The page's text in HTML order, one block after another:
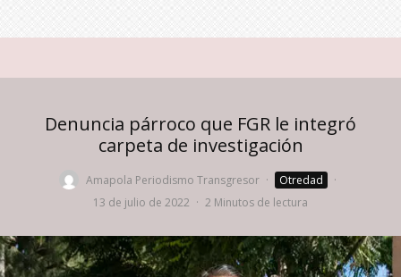
Denuncia párroco que FGR le integró
carpeta de investigación
Amapola Periodismo Transgresor · Otredad
·
13 de julio de 2022 · 2 Minutos de lectura